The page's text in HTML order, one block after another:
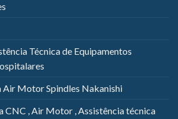
Técnica de Equipamentos
Air Motor Spindles Nakanishi
CNC , Air Motor , Assistência técnica